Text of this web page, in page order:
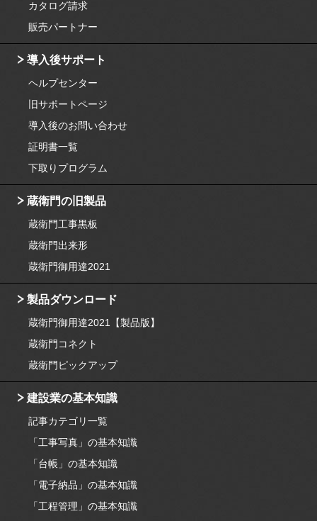
カタログ請求
販売パートナー
導入後サポート
ヘルプセンター
旧サポートページ
導入後のお問い合わせ
証明書一覧
下取りプログラム
蔵衛門の旧製品
蔵衛門工事黒板
蔵衛門出来形
蔵衛門御用達2021
製品ダウンロード
蔵衛門御用達2021【製品版】
蔵衛門コネクト
蔵衛門ピックアップ
建設業の基本知識
記事カテゴリ一覧
「工事写真」の基本知識
「台帳」の基本知識
「電子納品」の基本知識
「工程管理」の基本知識